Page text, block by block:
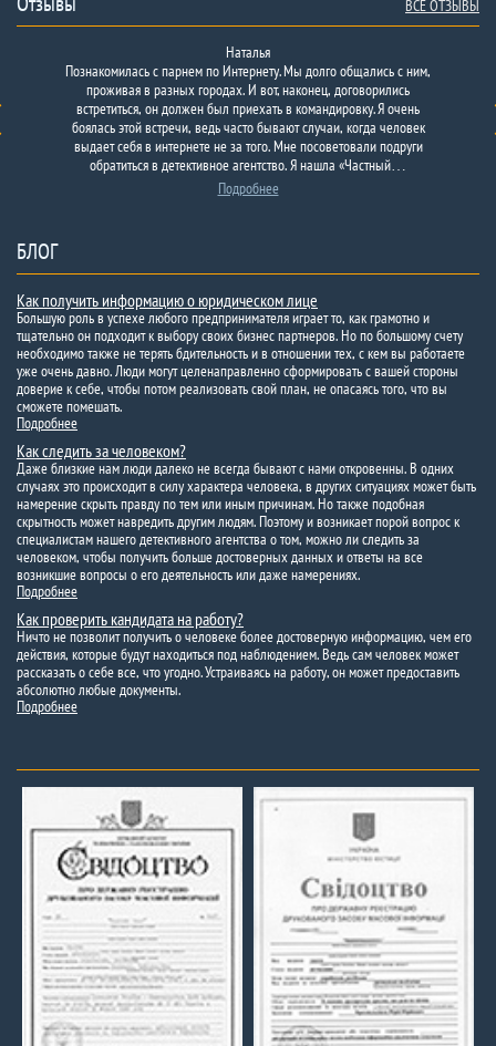
ВСЕ ОТЗЫВЫ
Наталья
Познакомилась с парнем по Интернету. Мы долго общались с ним,
проживая в разных городах. И вот, наконец, договорились
встретиться, он должен был приехать в командировку. Я очень
боялась этой встречи, ведь часто бывают случаи, когда человек
выдает себя в интернете не за того. Мне посоветовали подруги
обратиться в детективное агентство. Я нашла «Частный…
Подробнее
БЛОГ
Как получить информацию о юридическом лице
Большую роль в успехе любого предпринимателя играет то, как грамотно и
тщательно он подходит к выбору своих бизнес партнеров. Но по большому счету
необходимо также не терять бдительность и в отношении тех, с кем вы работаете
уже очень давно. Люди могут целенаправленно сформировать с вашей стороны
доверие к себе, чтобы потом реализовать свой план, не опасаясь того, что вы
сможете помешать.
Подробнее
Как следить за человеком?
Даже близкие нам люди далеко не всегда бывают с нами откровенны. В одних
случаях это происходит в силу характера человека, в других ситуациях может быть
намерение скрыть правду по тем или иным причинам. Но также подобная
скрытность может навредить другим людям. Поэтому и возникает порой вопрос к
специалистам нашего детективного агентства о том, можно ли следить за
человеком, чтобы получить больше достоверных данных и ответы на все
возникшие вопросы о его деятельность или даже намерениях.
Подробнее
Как проверить кандидата на работу?
Ничто не позволит получить о человеке более достоверную информацию, чем его
действия, которые будут находиться под наблюдением. Ведь сам человек может
рассказать о себе все, что угодно. Устраиваясь на работу, он может предоставить
абсолютно любые документы.
Подробнее